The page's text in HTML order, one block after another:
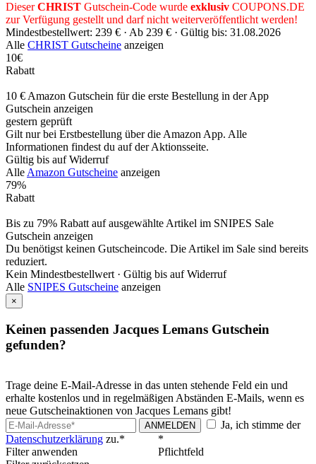
DieserCHRIST Gutschein-Code wurde exklusiv COUPONS.DE
zur Verfügung gestellt und darf nicht weiterveröffentlicht werden!
Mindestbestellwert: 239 € · Ab 239 € · Gültig bis: 31.08.2026
Alle CHRIST Gutscheine anzeigen
10€
Rabatt
10 € Amazon Gutschein für die erste Bestellung in der App
Gutschein anzeigen
gestern geprüft
Gilt nur bei Erstbestellung über die Amazon App. Alle
Informationen findest du auf der Aktionsseite.
Gültig bis auf Widerruf
Alle Amazon Gutscheine anzeigen
79%
Rabatt
Bis zu 79% Rabatt auf ausgewählte Artikel im SNIPES Sale
Gutschein anzeigen
Du benötigst keinen Gutscheincode. Die Artikel im Sale sind bereits
reduziert.
Kein Mindestbestellwert · Gültig bis auf Widerruf
Alle SNIPES Gutscheine anzeigen
×
Keinen passenden Jacques Lemans Gutschein
gefunden?
Trage deine E-Mail-Adresse in das unten stehende Feld ein und
erhalte kostenlos und in regelmäßigen Abständen E-Mails, wenn es
neue Gutscheinaktionen von Jacques Lemans gibt!
ANMELDEN
Ja, ich stimme der
Datenschutzerklärung zu.*
*
Pflichtfeld
Filter anwenden